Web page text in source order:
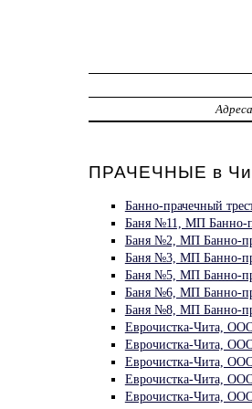
Адреса
ПРАЧЕЧНЫЕ в
Банно-прачечный
Баня №11, МП Банно-
Баня №2, МП Банно-
Баня №3, МП Банно-
Баня №5, МП Банно-
Баня №6, МП Банно-
Баня №8, МП Банно-
Еврочистка-Чита,
Еврочистка-Чита,
Еврочистка-Чита,
Еврочистка-Чита,
Еврочистка-Чита,